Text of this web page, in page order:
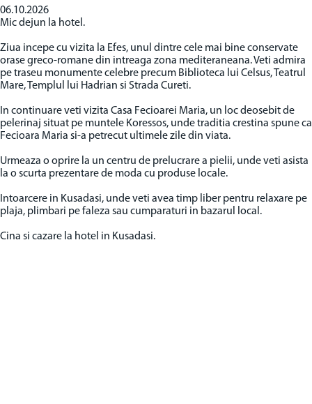
06.10.2026
Mic dejun la hotel.
Ziua incepe cu vizita la Efes, unul dintre cele mai bine conservate
orase greco-romane din intreaga zona mediteraneana. Veti admira
pe traseu monumente celebre precum Biblioteca lui Celsus, Teatrul
Mare, Templul lui Hadrian si Strada Cureti.
In continuare veti vizita Casa Fecioarei Maria, un loc deosebit de
pelerinaj situat pe muntele Koressos, unde traditia crestina spune ca
Fecioara Maria si-a petrecut ultimele zile din viata.
Urmeaza o oprire la un centru de prelucrare a pielii, unde veti asista
la o scurta prezentare de moda cu produse locale.
Intoarcere in Kusadasi, unde veti avea timp liber pentru relaxare pe
plaja, plimbari pe faleza sau cumparaturi in bazarul local.
Cina si cazare la hotel in Kusadasi.